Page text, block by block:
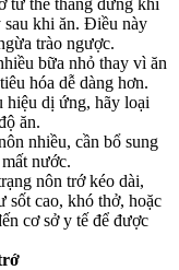
tư thế thẳng đứng khi
sau khi ăn. Điều này
trào ngược.
bữa nhỏ thay vì ăn
hóa dễ dàng hơn.
hiệu dị ứng, hãy loại
ăn.
nhiều, cần bổ sung
nước.
nôn trớ kéo dài,
sốt cao, khó thở, hoặc
cơ sở y tế để được